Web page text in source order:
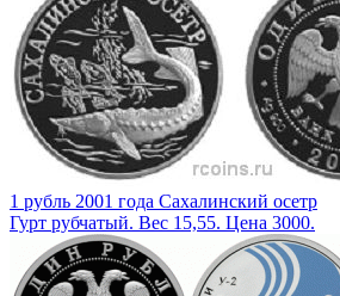
1 рубль 2001 года Сахалинский осетр
Гурт рубчатый. Вес 15,55. Цена 3000.